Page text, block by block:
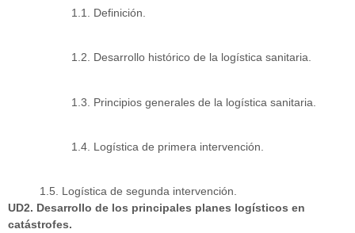
1.1. Definición.
1.2. Desarrollo histórico de la logística sanitaria.
1.3. Principios generales de la logística sanitaria.
1.4. Logística de primera intervención.
1.5. Logística de segunda intervención.
UD2. Desarrollo de los principales planes logísticos en
catástrofes.